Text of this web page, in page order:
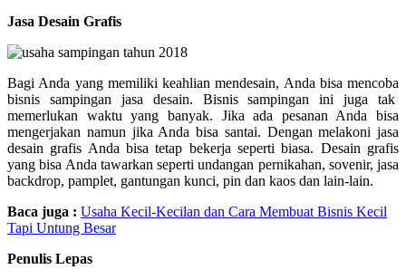
Jasa Desain Grafis
Bagi Anda yang memiliki keahlian mendesain, Anda bisa mencoba
bisnis sampingan jasa desain. Bisnis sampingan ini juga tak
memerlukan waktu yang banyak. Jika ada pesanan Anda bisa
mengerjakan namun jika Anda bisa santai. Dengan melakoni jasa
desain grafis Anda bisa tetap bekerja seperti biasa. Desain grafis
yang bisa Anda tawarkan seperti undangan pernikahan, sovenir, jasa
backdrop, pamplet, gantungan kunci, pin dan kaos dan lain-lain.
Baca juga : Usaha Kecil-Kecilan dan Cara Membuat Bisnis Kecil
Tapi Untung Besar
Penulis Lepas